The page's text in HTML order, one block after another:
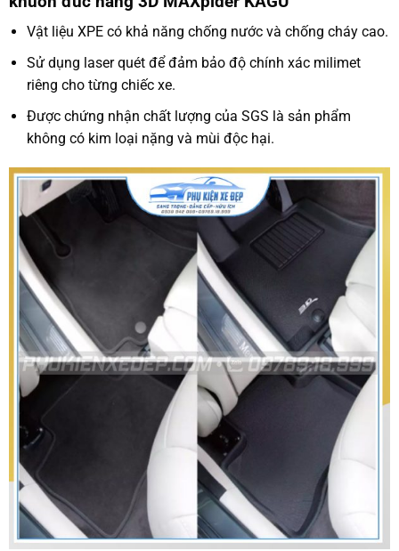
Vật liệu XPE có khả năng chống nước và chống cháy cao.
Sử dụng laser quét để đảm bảo độ chính xác milimet
riêng cho từng chiếc xe.
Được chứng nhận chất lượng của SGS là sản phẩm
không có kim loại nặng và mùi độc hại.